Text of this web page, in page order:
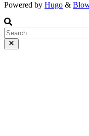
Powered by Hugo &